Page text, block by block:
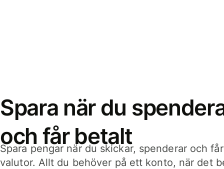
Spara när du
och får betalt
Spara pengar när du skickar, spenderar och
valutor. Allt du behöver på ett konto, när det